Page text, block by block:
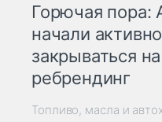
Горючая пора:
начали активно
закрываться
ребрендинг
Топливо, масла и